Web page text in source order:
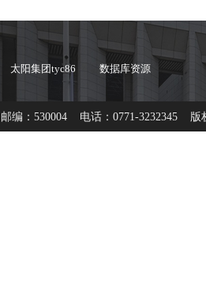
太阳集团tyc86 数据库资源
邮编：530004 电话：0771-3232345 版